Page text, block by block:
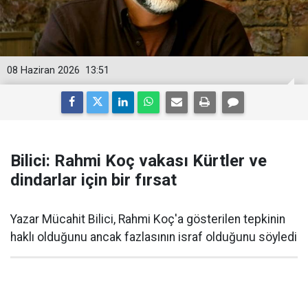
13:51
08 Haziran 2026
Bilici: Rahmi Koç vakası Kürtler ve
dindarlar için bir fırsat
Yazar Mücahit Bilici, Rahmi Koç'a gösterilen tepkinin
haklı olduğunu ancak fazlasının israf olduğunu söyledi